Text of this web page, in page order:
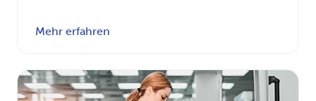
Mehr erfahren